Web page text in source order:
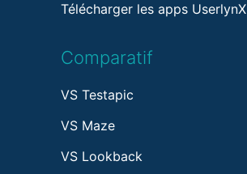
Télécharger les apps UserlynX
Comparatif
VS Testapic
VS Maze
VS Lookback